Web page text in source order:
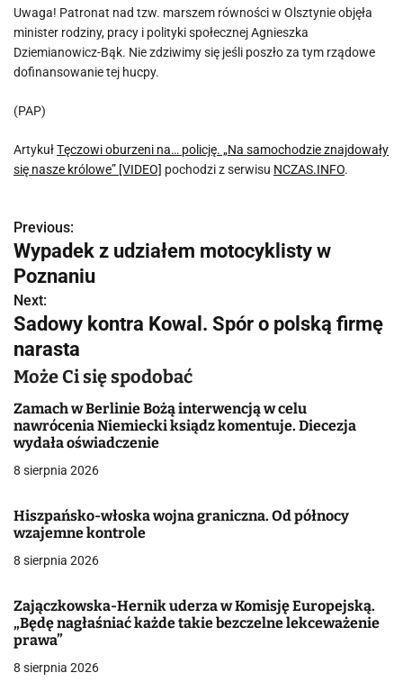
Uwaga! Patronat nad tzw. marszem równości w Olsztynie objęła
minister rodziny, pracy i polityki społecznej Agnieszka
Dziemianowicz-Bąk. Nie zdziwimy się jeśli poszło za tym rządowe
dofinansowanie tej hucpy.
(PAP)
ArtykułTęczowi oburzeni na… policję. „Na samochodzie znajdowały
się nasze królowe” [VIDEO] pochodzi z serwisu NCZAS.INFO.
N
a
w
i
g
a
c
j
a
w
i
s
u
Previous:
Wypadek z udziałem motocyklisty w
Poznaniu
Next:
Sadowy kontra Kowal. Spór o polską firmę
narasta
Może Ci się spodobać
Zamach w Berlinie Bożą interwencją w celu
nawrócenia Niemiecki ksiądz komentuje. Diecezja
wydała oświadczenie
8 sierpnia 2026
Hiszpańsko-włoska wojna graniczna. Od północy
wzajemne kontrole
8 sierpnia 2026
Zajączkowska-Hernik uderza w Komisję Europejską.
„Będę nagłaśniać każde takie bezczelne lekceważenie
prawa”
8 sierpnia 2026